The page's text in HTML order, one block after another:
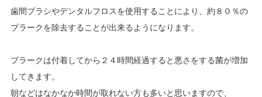
歯間ブラシやデンタルフロスを使用することにより、約８０％の
プラークを除去することが出来るようになります。
プラークは付着してから２４時間経過すると悪さをする菌が増加
してきます。
朝などはなかなか時間が取れない方も多いと思いますので、